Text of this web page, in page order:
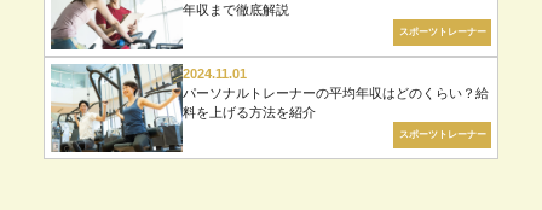
年収まで徹底解説
スポーツトレーナー
2024.11.01
パーソナルトレーナーの平均年収はどのくらい？給
料を上げる方法を紹介
スポーツトレーナー